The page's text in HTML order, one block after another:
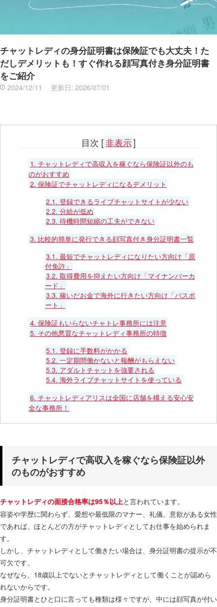
チャットレディの身分証明書は保険証でも大丈夫！た
だしデメリットも！すぐ作れる顔写真付き身分証明書
をご紹介
2024/12/11 更新日: 2026/07/01
目次 [非表示]
1. チャットレディで高収入を稼ぐなら保険証以外のも
のがおすすめ
2. 保険証でチャットレディになるデメリット
2.1. 登録できるライブチャットサイトが少ない
2.2. 分給が低め
2.3. 待機時間短縮の工夫ができない
3. 比較的簡単に発行できる顔写真付き身分証明書一覧
3.1. 最短でチャットレディになりたい方向け「原
付免許」
3.2. 取得費用を抑えたい方向け「マイナンバーカ
ード」
3.3. 稼いだお金で海外に行きたい方向け「パスポ
ート」
4. 保険証もいらないチャトレ事務所には注意
5. その他悪質なチャットレディ事務所の特徴
5.1. 登録に手数料がかかる
5.2. 一定期間働かないと報酬がもらえない
5.3. アダルトチャットを強要される
5.4. 海外ライブチャットサイトを使っている
6. チャットレディアリスは全国に店舗を構える安心安
全な事務所！
チャットレディで高収入を稼ぐなら保険証以外
のものがおすすめ
チャットレディの面接合格率は95％以上と言われています。
容姿や学歴に関わらず、愛想や最低限のマナー、礼儀、意欲がある女性
であれば、ほとんどの方がチャットレディとしてお仕事を始められま
す。
しかし、チャットレディとして働きたい場合は、身分証明書の提示が不
可欠です。
なぜなら、18歳以上でないとチャットレディとして働くことが認めら
れないからです。
身分証明書とひと口に言っても種類は様々ですが、中には顔写真が付い